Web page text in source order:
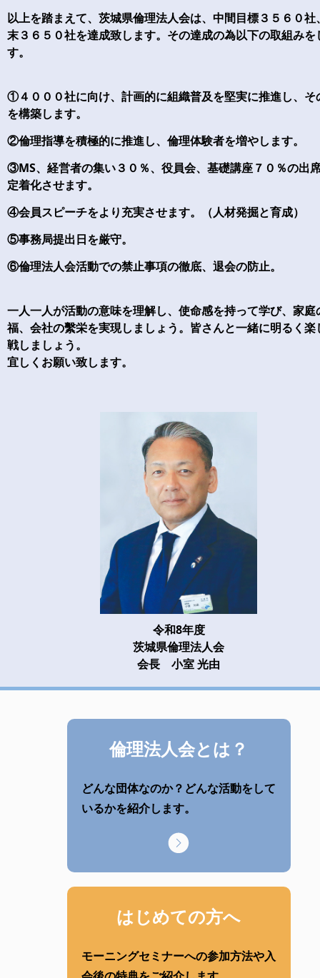
以上を踏まえて、茨城県倫理法人会は、中間目標３５６０社
末３６５０社を達成致します。その達成の為以下の取組みを
す。
①４０００社に向け、計画的に組織普及を堅実に推進し、そ
を構築します。
②倫理指導を積極的に推進し、倫理体験者を増やします。
③MS、経営者の集い３０％、役員会、基礎講座７０％の出
定着化させます。
④会員スピーチをより充実させます。（人材発掘と育成）
⑤事務局提出日を厳守。
⑥倫理法人会活動での禁止事項の徹底、退会の防止。
一人一人が活動の意味を理解し、使命感を持って学び、家庭
福、会社の繫栄を実現しましょう。皆さんと一緒に明るく楽
戦しましょう。
宜しくお願い致します。
令和8年度
茨城県倫理法人会
会長 小室 光由
倫理法人会とは？
どんな団体なのか？どんな活動をして
いるかを紹介します。
はじめての方へ
モーニングセミナーへの参加方法や入